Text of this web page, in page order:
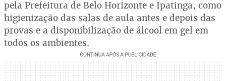
pela Prefeitura de Belo Horizonte e Ipatinga, como
higienização das salas de aula antes e depois das
provas e a disponibilização de álcool em gel em
todos os ambientes.